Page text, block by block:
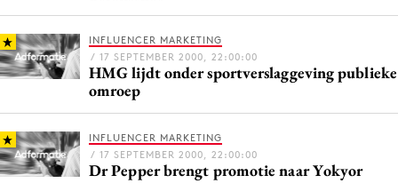
Menu
INFLUENCER MARKETING
/ 17 SEPTEMBER 2000, 22:00:00
HMG lijdt onder sportverslaggeving publieke
omroep
INFLUENCER MARKETING
/ 17 SEPTEMBER 2000, 22:00:00
Dr Pepper brengt promotie naar Yokyor